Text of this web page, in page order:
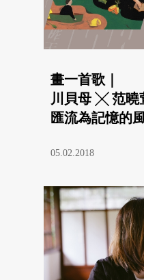
畫一首歌｜
川貝母 ╳ 范曉
匯流為記憶的
05.02.2018